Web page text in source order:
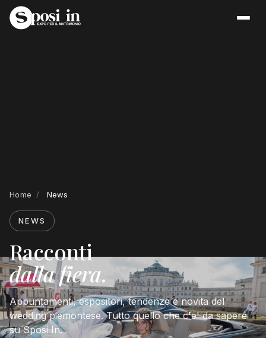
Home / News
NEWS
Racconti
dalla fiera.
Appuntamenti, espositori, tendenze e novita del
wedding piemontese. Tutto quello che c'e' da sapere
su Sposi In.